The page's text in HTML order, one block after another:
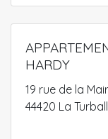
HARDY
19 rue de la
44420 La